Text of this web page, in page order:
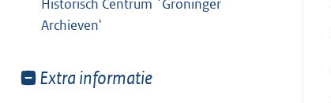
Historisch Centrum `Groninger
Archieven'
Toon
Extra informatie